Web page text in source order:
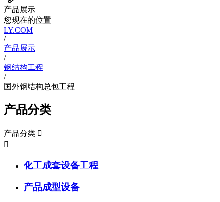
产品展示
您现在的位置：
LY.COM
/
产品展示
/
钢结构工程
/
国外钢结构总包工程
产品分类
产品分类 

化工成套设备工程
产品成型设备